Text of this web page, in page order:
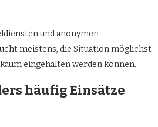
und anonymen
meistens, die Situation möglichst
eingehalten werden können.
häufig Einsätze